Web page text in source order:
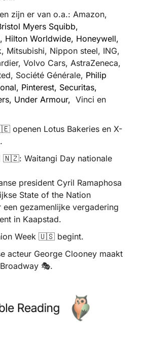
zijn er van o.a.: Amazon,
Myers Squibb,
Mitsubishi, Nippon steel, ING,
Volvo Cars, AstraZeneca,
Société Générale, Philip
Pinterest, Securitas,
Under Armour, Vinci en
openen Lotus Bakeries en X-
🇳🇿: Waitangi Day nationale
State of the Nation
gezamenlijke vergadering
in Kaapstad.
Week 🇺🇸 begint.
acteur George Clooney maakt
🎭.